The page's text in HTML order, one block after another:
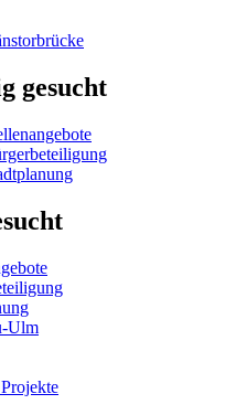
gesucht
Ulm